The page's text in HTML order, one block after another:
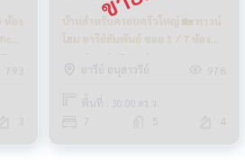
ห้อง
793
บ้านสำหรับครอบครัวใหญ่ 🏡 ทาวน์
โฮม อารีย์สัมพันธ์ ซอย 1 / 7 ห้อง
นอน (ขาย), Townhome
Areesamphan Soi 1 / 7
Bedrooms (FOR SALE)
PLOYW195
อารีย์ อนุสาวรีย์ 978
พื้นที่ : 30.00 ตร.ว.
7 5 4